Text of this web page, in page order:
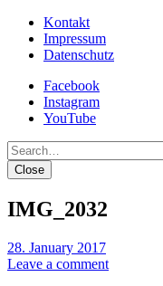
Kontakt
Impressum
Datenschutz
Facebook
Instagram
YouTube
Search
Close
IMG_2032
28. January 2017
Leave a comment